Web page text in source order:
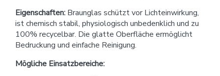
Eigenschaften: Braunglas schützt vor Lichteinwirkung,
ist chemisch stabil, physiologisch unbedenklich und zu
100% recycelbar. Die glatte Oberfläche ermöglicht
Bedruckung und einfache Reinigung.
Mögliche Einsatzbereiche: